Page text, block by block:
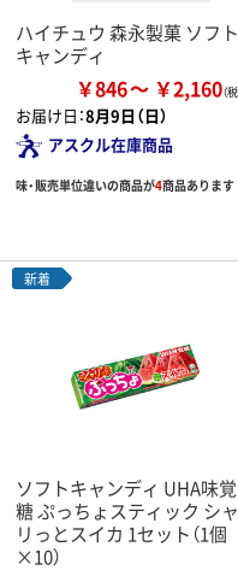
ハイチュウ 森永製菓 ソフト
キャンディ
￥846 ￥2,160
お届け日：8月9日（日）
アスクル在庫商品
味・販売単位違いの商品が4商品あります
新着
ソフトキャンディ UHA味覚
糖 ぷっちょスティック シャ
リっとスイカ 1セット（1個
×10）